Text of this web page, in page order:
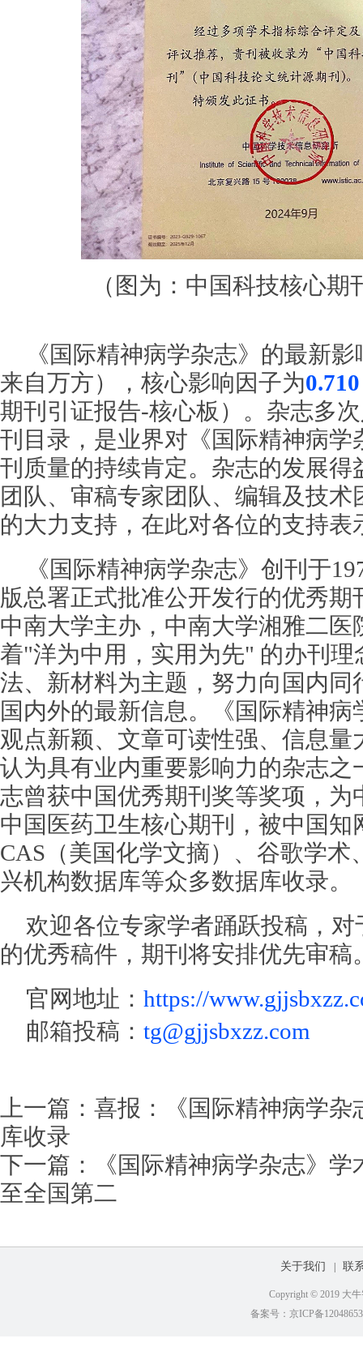
（图为：中国科技核心期
《国际精神病学杂志》的最新
来自万方），核心影响因子为0.710
期刊引证报告-核心板）。杂志多
刊目录，是业界对《国际精神病学
刊质量的持续肯定。杂志的发展得
团队、审稿专家团队、编辑及技
的大力支持，在此对各位的支持表
《国际精神病学杂志》创刊于
版总署正式批准公开发行的优秀期
中南大学主办，中南大学湘雅二医
着"洋为中用，实用为先" 的办刊
法、新材料为主题，努力向国内同
国内外的最新信息。《国际精神
观点新颖、文章可读性强、信息量
认为具有业内重要影响力的杂志之
志曾获中国优秀期刊奖等奖项，为
中国医药卫生核心期刊，被中国知
CAS（美国化学文摘）、谷歌学术
兴机构数据库等众多数据库收录。
欢迎各位专家学者踊跃投稿，
的优秀稿件，期刊将安排优先审稿
官网地址： https://
邮箱投稿： tg@gjjsbxzz.com
上一篇： 喜报：《国际精神病学杂
库收录
下一篇：
《国际精神病学杂志》
至全国第二
关于我们 联
Copyright © 2019 大
备案号：京ICP备